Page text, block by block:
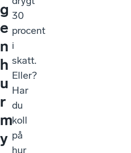
g
e
n
h
u
r
m
y
30
procent
i
skatt.
Eller?
Har
du
koll
på
hur